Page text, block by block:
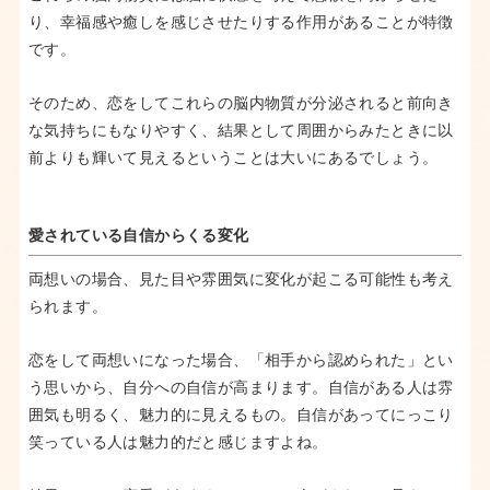
り、幸福感や癒しを感じさせたりする作用があることが特徴
です。
そのため、恋をしてこれらの脳内物質が分泌されると前向き
な気持ちにもなりやすく、結果として周囲からみたときに以
前よりも輝いて見えるということは大いにあるでしょう。
愛されている自信からくる変化
両想いの場合、 見た目や雰囲気に変化が起こる可能性も考え
られます。
恋をして両想いになった場合、「相手から認められた」とい
う思いから、自分への自信が高まります。自信がある人は雰
囲気も明るく、魅力的に見えるもの。自信があってにっこり
笑っている人は魅力的だと感じますよね。